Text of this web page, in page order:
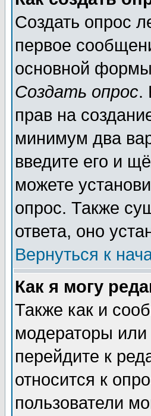
Создать опрос
первое
основной
Создать опрос.
прав на
минимум два
введите его и
можете
опрос. Также
ответа, оно
Вернуться к
Как я могу
Также как и
модераторы или
перейдите к
относится к
пользователи